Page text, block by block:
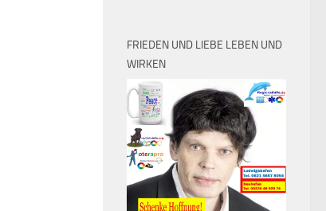
FRIEDEN UND LIEBE LEBEN UND
WIRKEN